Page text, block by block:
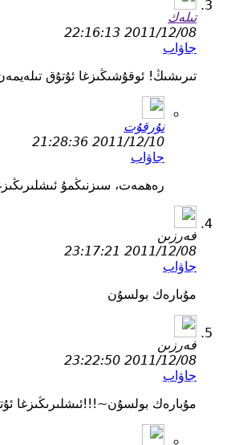
تىلەك
2011/12/08 22:16:13
جاۋاب
تىرىشىڭ! ئوقۇشىڭىزغا ئۇتۇق
نۇرقۇت
2011/12/10 21:28:36
جاۋاب
رەھمەت، سىزنىڭمۇ
فەرزىن
2011/12/08 23:17:21
جاۋاب
مۇبارەك بولسۇن
فەرزىن
2011/12/08 23:22:50
جاۋاب
مۇبارەك بولسۇن~!!!ئىشلىرىڭىزغا